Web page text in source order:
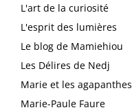
L'art de la curiosité
L'esprit des lumières
Le blog de Mamiehiou
Les Délires de Nedj
Marie et les agapanthes
Marie-Paule Faure